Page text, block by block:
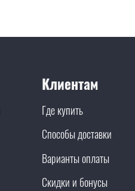
Клиентам
Где купить
Способы доставки
Варианты оплаты
Скидки и бонусы